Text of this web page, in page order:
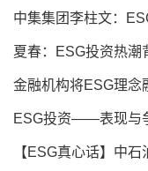
夏春：ESG投资热潮
金融机构将ESG理念
ESG投资——表现与